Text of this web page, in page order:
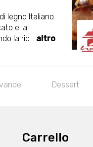
legno Italiano
e la
la ric... altro
Dessert
Carrello